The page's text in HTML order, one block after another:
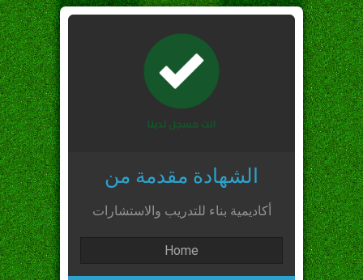
الشهادة مقدمة من
أكاديمية بناء للتدريب والاستشارات
Home